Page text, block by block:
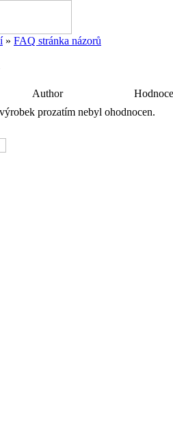
» FAQ stránka názorů
Author
prozatím nebyl ohodnocen.